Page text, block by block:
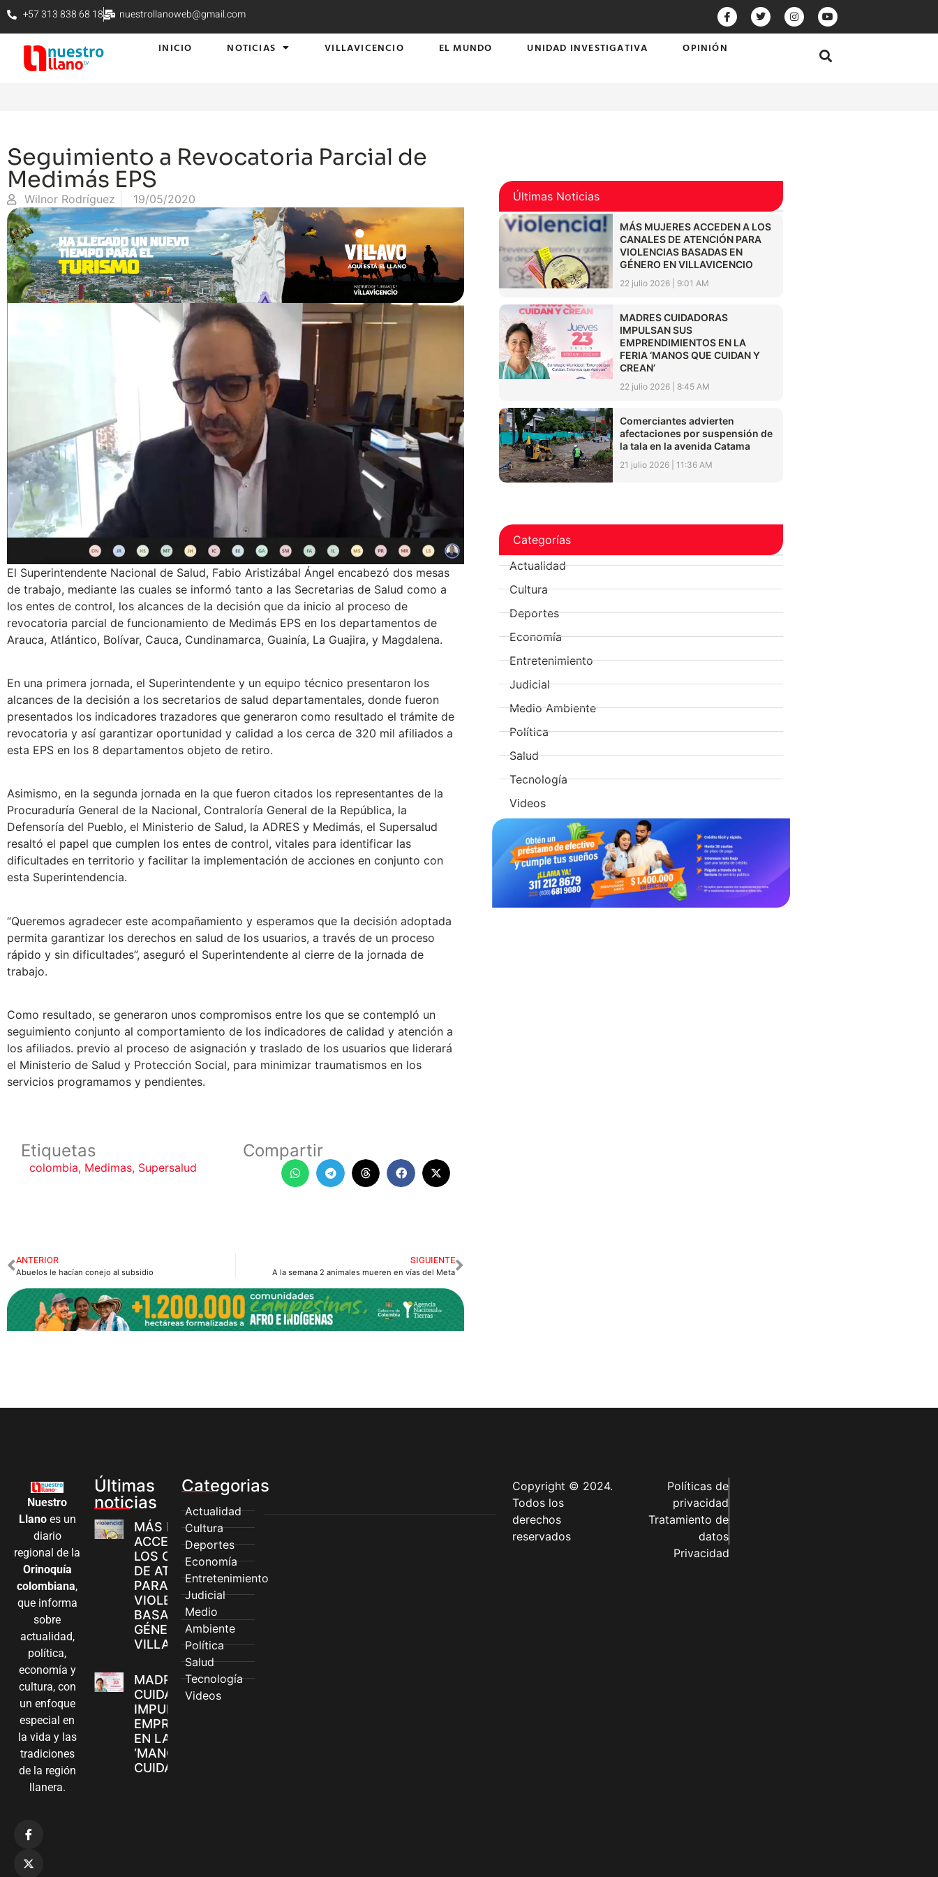
+57 313 838 68 18 nuestrollanoweb@gmail.com
INICIO NOTICIAS VILLAVICENCIO EL MUNDO UNIDAD INVESTIGATIVA OPINIÓN
Seguimiento a Revocatoria Parcial de
Medimás EPS
Wilnor Rodríguez 19/05/2020
El Superintendente Nacional de Salud, Fabio Aristizábal Ángel encabezó dos mesas
de trabajo, mediante las cuales se informó tanto a las Secretarias de Salud como a
los entes de control, los alcances de la decisión que da inicio al proceso de
revocatoria parcial de funcionamiento de Medimás EPS en los departamentos de
Arauca, Atlántico, Bolívar, Cauca, Cundinamarca, Guainía, La Guajira, y Magdalena.
En una primera jornada, el Superintendente y un equipo técnico presentaron los
alcances de la decisión a los secretarios de salud departamentales, donde fueron
presentados los indicadores trazadores que generaron como resultado el trámite de
revocatoria y así garantizar oportunidad y calidad a los cerca de 320 mil afiliados a
esta EPS en los 8 departamentos objeto de retiro.
Asimismo, en la segunda jornada en la que fueron citados los representantes de la
Procuraduría General de la Nacional, Contraloría General de la República, la
Defensoría del Pueblo, el Ministerio de Salud, la ADRES y Medimás, el Supersalud
resaltó el papel que cumplen los entes de control, vitales para identificar las
dificultades en territorio y facilitar la implementación de acciones en conjunto con
esta Superintendencia.
“Queremos agradecer este acompañamiento y esperamos que la decisión adoptada
permita garantizar los derechos en salud de los usuarios, a través de un proceso
rápido y sin dificultades”, aseguró el Superintendente al cierre de la jornada de
trabajo.
Como resultado, se generaron unos compromisos entre los que se contempló un
seguimiento conjunto al comportamiento de los indicadores de calidad y atención a
los afiliados. previo al proceso de asignación y traslado de los usuarios que liderará
el Ministerio de Salud y Protección Social, para minimizar traumatismos en los
servicios programamos y pendientes.
Etiquetas
colombia, Medimas, Supersalud
Compartir
ANTERIOR
Abuelos le hacían conejo al subsidio
SIGUIENTE
A la semana 2 animales mueren en vías del Meta
Últimas Noticias
MÁS MUJERES ACCEDEN A LOS
CANALES DE ATENCIÓN PARA
VIOLENCIAS BASADAS EN
GÉNERO EN VILLAVICENCIO
22 julio 2026 9:01 AM
MADRES CUIDADORAS
IMPULSAN SUS
EMPRENDIMIENTOS EN LA
FERIA ‘MANOS QUE CUIDAN Y
CREAN’
22 julio 2026 8:45 AM
Comerciantes advierten
afectaciones por suspensión de
la tala en la avenida Catama
21 julio 2026 11:36 AM
Categorías
Actualidad
Cultura
Deportes
Economía
Entretenimiento
Judicial
Medio Ambiente
Política
Salud
Tecnología
Videos
Nuestro
Llanoes un
diario
regional de la
Orinoquía
colombiana,
que informa
sobre
actualidad,
política,
economía y
cultura, con
un enfoque
especial en
la vida y las
tradiciones
de la región
llanera.
Últimas
noticias
MÁS MUJERES
ACCEDEN A
LOS CANALES
DE ATENCIÓN
PARA
VIOLENCIAS
BASADAS EN
GÉNERO EN
VILLAVICENCIO
MADRES
CUIDADORAS
IMPULSAN SUS
EMPRENDIMIENTOS
EN LA FERIA
‘MANOS QUE
CUIDAN Y CREAN’
Categorias
Actualidad
Cultura
Deportes
Economía
Entretenimiento
Judicial
Medio
Ambiente
Política
Salud
Tecnología
Videos
Copyright © 2024.
Todos los
derechos
reservados
Políticas de
privacidad
Tratamiento de
datos
Privacidad